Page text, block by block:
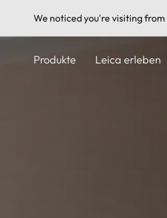
We noticed you're visiting from
Produkte Leica erleben